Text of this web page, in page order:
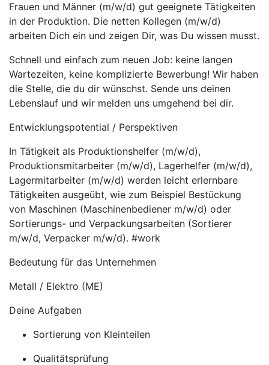
Frauen und Männer (m/w/d) gut geeignete Tätigkeiten
in der Produktion. Die netten Kollegen (m/w/d)
arbeiten Dich ein und zeigen Dir, was Du wissen musst.
Schnell und einfach zum neuen Job: keine langen
Wartezeiten, keine komplizierte Bewerbung! Wir haben
die Stelle, die du dir wünschst. Sende uns deinen
Lebenslauf und wir melden uns umgehend bei dir.
Entwicklungspotential / Perspektiven
In Tätigkeit als Produktionshelfer (m/w/d),
Produktionsmitarbeiter (m/w/d), Lagerhelfer (m/w/d),
Lagermitarbeiter (m/w/d) werden leicht erlernbare
Tätigkeiten ausgeübt, wie zum Beispiel Bestückung
von Maschinen (Maschinenbediener m/w/d) oder
Sortierungs- und Verpackungsarbeiten (Sortierer
m/w/d, Verpacker m/w/d). #work
Bedeutung für das Unternehmen
Metall / Elektro (ME)
Deine Aufgaben
Sortierung von Kleinteilen
Qualitätsprüfung